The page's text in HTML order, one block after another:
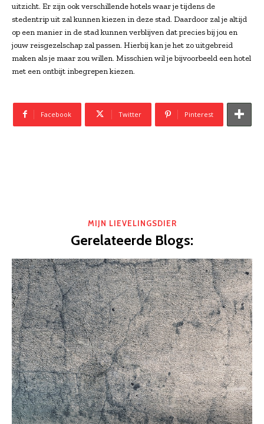
uitzicht. Er zijn ook verschillende hotels waar je tijdens de
stedentrip uit zal kunnen kiezen in deze stad. Daardoor zal je altijd
op een manier in de stad kunnen verblijven dat precies bij jou en
jouw reisgezelschap zal passen. Hierbij kan je het zo uitgebreid
maken als je maar zou willen. Misschien wil je bijvoorbeeld een hotel
met een ontbijt inbegrepen kiezen.
Facebook Twitter Pinterest
MIJN LIEVELINGSDIER
Gerelateerde Blogs: